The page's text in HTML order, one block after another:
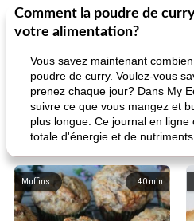
Comment la poudre de
votre alimentation?
Vous savez maintenant
poudre de curry. Voulez-vous
prenez chaque jour? Dans My
suivre ce que vous mangez et
plus longue. Ce journal en
totale d'énergie et de
40 min
Muffins